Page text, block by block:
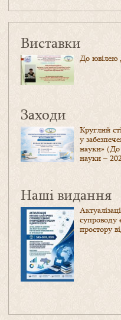
Виставки
До ювілею
Заходи
Круглий
у
науки» (До
науки –
Наші видання
супроводу
простору